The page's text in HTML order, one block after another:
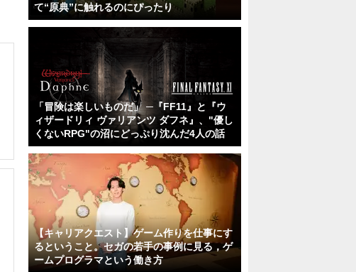
て“原典”に触れるのにぴったり
「冒険は楽しいものだ」 ─『FF11』と『ウ
ィザードリィ ヴァリアンツ ダフネ』、"優し
くないRPG"の沼にどっぷり沈んだ4人の話
【キャリアクエスト】ゲーム作りを仕事にす
るということ。セガの若手の事例に見る，ゲ
ームプログラマという働き方